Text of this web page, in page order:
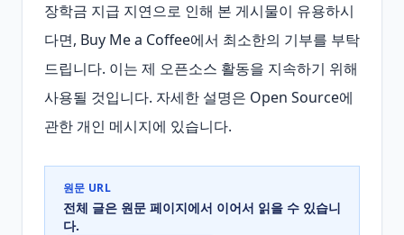
장학금 지급 지연으로 인해 본 게시물이 유용하시
다면, Buy Me a Coffee에서 최소한의 기부를 부탁
드립니다. 이는 제 오픈소스 활동을 지속하기 위해
사용될 것입니다. 자세한 설명은 Open Source에
관한 개인 메시지에 있습니다.
원문 URL
전체 글은 원문 페이지에서 이어서 읽을 수 있습니
다.